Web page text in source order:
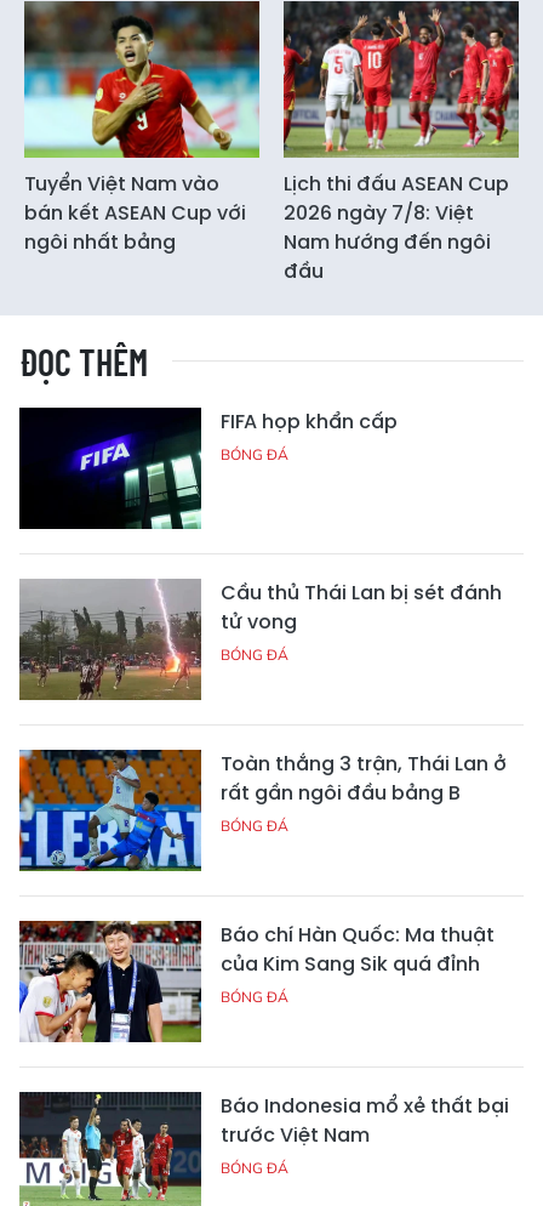
Tuyển Việt Nam vào
bán kết ASEAN Cup với
ngôi nhất bảng
Lịch thi đấu ASEAN Cup
2026 ngày 7/8: Việt
Nam hướng đến ngôi
đầu
ĐỌC THÊM
FIFA họp khẩn cấp
BÓNG ĐÁ
Cầu thủ Thái Lan bị sét đánh
tử vong
BÓNG ĐÁ
Toàn thắng 3 trận, Thái Lan ở
rất gần ngôi đầu bảng B
BÓNG ĐÁ
Báo chí Hàn Quốc: Ma thuật
của Kim Sang Sik quá đỉnh
BÓNG ĐÁ
Báo Indonesia mổ xẻ thất bại
trước Việt Nam
BÓNG ĐÁ